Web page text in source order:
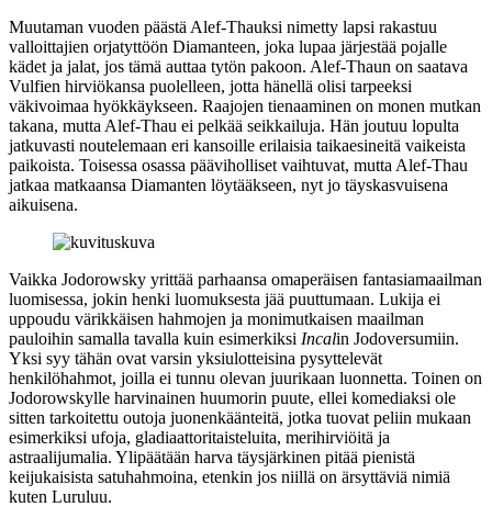
Muutaman vuoden päästä Alef-Thauksi nimetty lapsi rakastuu
valloittajien orjatyttöön Diamanteen, joka lupaa järjestää pojalle
kädet ja jalat, jos tämä auttaa tytön pakoon. Alef-Thaun on saatava
Vulfien hirviökansa puolelleen, jotta hänellä olisi tarpeeksi
väkivoimaa hyökkäykseen. Raajojen tienaaminen on monen mutkan
takana, mutta Alef-Thau ei pelkää seikkailuja. Hän joutuu lopulta
jatkuvasti noutelemaan eri kansoille erilaisia taikaesineitä vaikeista
paikoista. Toisessa osassa pääviholliset vaihtuvat, mutta Alef-Thau
jatkaa matkaansa Diamanten löytääkseen, nyt jo täyskasvuisena
aikuisena.
Vaikka Jodorowsky yrittää parhaansa omaperäisen fantasiamaailman
luomisessa, jokin henki luomuksesta jää puuttumaan. Lukija ei
uppoudu värikkäisen hahmojen ja monimutkaisen maailman
pauloihin samalla tavalla kuin esimerkiksi Incalin Jodoversumiin.
Yksi syy tähän ovat varsin yksiulotteisina pysyttelevät
henkilöhahmot, joilla ei tunnu olevan juurikaan luonnetta. Toinen on
Jodorowskylle harvinainen huumorin puute, ellei komediaksi ole
sitten tarkoitettu outoja juonenkäänteitä, jotka tuovat peliin mukaan
esimerkiksi ufoja, gladiaattoritaisteluita, merihirviöitä ja
astraalijumalia. Ylipäätään harva täysjärkinen pitää pienistä
keijukaisista satuhahmoina, etenkin jos niillä on ärsyttäviä nimiä
kuten Luruluu.